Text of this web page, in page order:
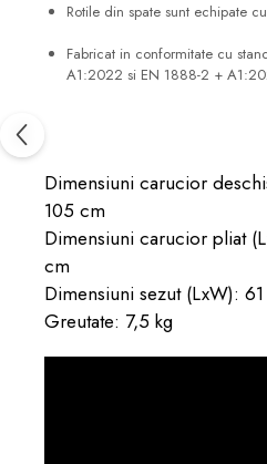
Rotile din spate sunt echipate
Fabricat in conformitate cu
A1:2022 si EN 1888-2 +
Dimensiuni carucior
105 cm
Dimensiuni carucior pliat
cm
Dimensiuni sezut (LxW):
Greutate: 7,5 kg